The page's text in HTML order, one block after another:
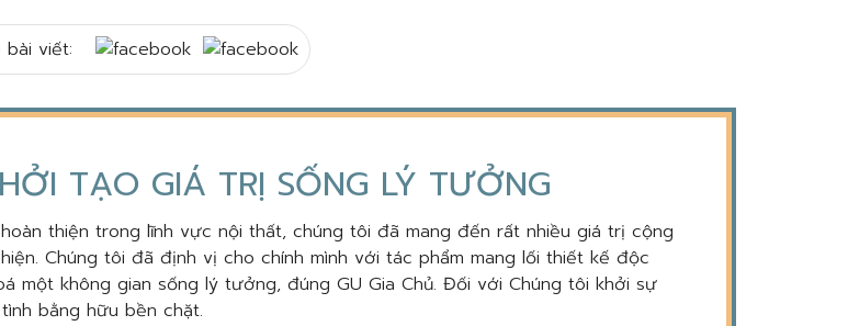
bài viết:
TẠO GIÁ TRỊ SỐNG LÝ TƯỞNG
thiện trong lĩnh vực nội thất, chúng tôi đã mang đến rất nhiều giá trị cộng
Chúng tôi đã định vị cho chính mình với tác phẩm mang lối thiết kế độc
một không gian sống lý tưởng, đúng GU Gia Chủ. Đối với Chúng tôi khởi sự
bằng hữu bền chặt.